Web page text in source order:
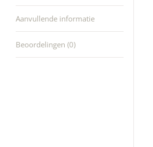
Aanvullende informatie
Beoordelingen (0)